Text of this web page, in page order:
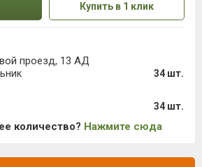
Купить в 1 клик
проезд, 13 АД
34 шт.
34 шт.
количество? Нажмите сюда